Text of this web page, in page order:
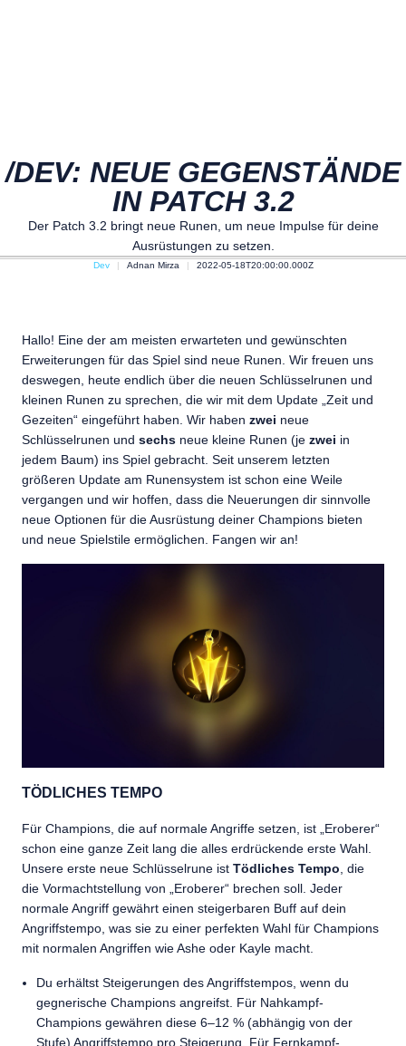
/DEV: NEUE GEGENSTÄNDE
IN PATCH 3.2
Der Patch 3.2 bringt neue Runen, um neue Impulse für deine
Ausrüstungen zu setzen.
Dev Adnan Mirza 2022-05-18T20:00:00.000Z
Hallo! Eine der am meisten erwarteten und gewünschten
Erweiterungen für das Spiel sind neue Runen. Wir freuen uns
deswegen, heute endlich über die neuen Schlüsselrunen und
kleinen Runen zu sprechen, die wir mit dem Update „Zeit und
Gezeiten“ eingeführt haben. Wir haben zwei neue
Schlüsselrunen und sechs neue kleine Runen (je zwei in
jedem Baum) ins Spiel gebracht. Seit unserem letzten
größeren Update am Runensystem ist schon eine Weile
vergangen und wir hoffen, dass die Neuerungen dir sinnvolle
neue Optionen für die Ausrüstung deiner Champions bieten
und neue Spielstile ermöglichen. Fangen wir an!
TÖDLICHES TEMPO
Für Champions, die auf normale Angriffe setzen, ist „Eroberer“
schon eine ganze Zeit lang die alles erdrückende erste Wahl.
Unsere erste neue Schlüsselrune ist Tödliches Tempo , die
die Vormachtstellung von „Eroberer“ brechen soll. Jeder
normale Angriff gewährt einen steigerbaren Buff auf dein
Angriffstempo, was sie zu einer perfekten Wahl für Champions
mit normalen Angriffen wie Ashe oder Kayle macht.
Du erhältst Steigerungen des Angriffstempos, wenn du
gegnerische Champions angreifst. Für Nahkampf-
Champions gewähren diese 6–12 % (abhängig von der
Stufe) Angriffstempo pro Steigerung. Für Fernkampf-